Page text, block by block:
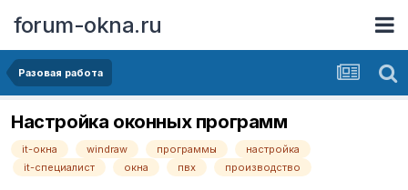
forum-okna.ru
Разовая работа
Настройка оконных программ
it-окна windraw программы
настройка
it-специалист
окна пвх производство